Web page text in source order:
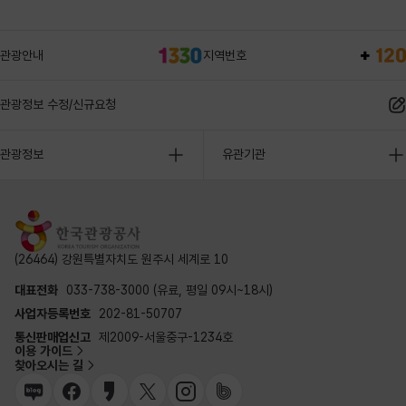
관광안내 지역번호
관광정보 수정/신규요청
관광정보 유관기관
(26464) 강원특별자치도 원주시 세계로 10
대표전화
033-738-3000 (유료, 평일 09시~18시)
사업자등록번호
202-81-50707
통신판매업신고 제2009-서울중구-1234호
이용 가이드
찾아오시는 길